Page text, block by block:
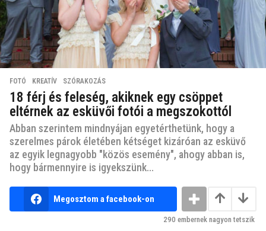
FOTÓ ,KREATÍV ,SZÓRAKOZÁS
18 férj és feleség, akiknek egy csöppet
eltérnek az esküvői fotói a megszokottól
Abban szerintem mindnyájan egyetérthetünk, hogy a
szerelmes párok életében kétséget kizáróan az esküvő
az egyik legnagyobb "közös esemény", ahogy abban is,
hogy bármennyire is igyekszünk...
Megosztom a facebook-on
290 embernek nagyon tetszik